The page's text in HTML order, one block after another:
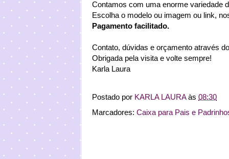
Contamos com uma enorme variedade
Escolha o modelo ou imagem ou link,
Pagamento facilitado.
Contato, dúvidas e orçamento através
Obrigada pela visita e volte sempre!
Karla Laura
Postado por KARLA LAURAàs 08:30
Marcadores: Caixa para Pais e